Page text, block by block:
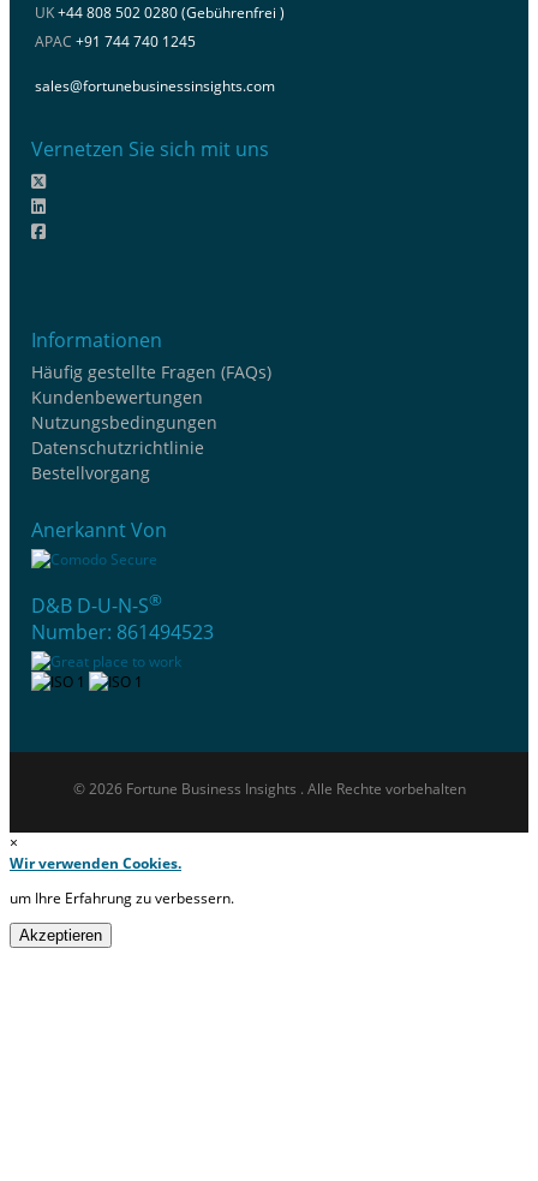
UK+44 808 502 0280 (Gebührenfrei )
APAC +91 744 740 1245
sales@fortunebusinessinsights.com
Vernetzen Sie sich mit uns
Informationen
Häufig gestellte Fragen (FAQs)
Kundenbewertungen
Nutzungsbedingungen
Datenschutzrichtlinie
Bestellvorgang
Anerkannt Von
D&B D-U-N-S®
Number: 861494523
© 2026 Fortune Business Insights . Alle Rechte vorbehalten
×
Wir verwenden Cookies.
um Ihre Erfahrung zu verbessern.
Akzeptieren